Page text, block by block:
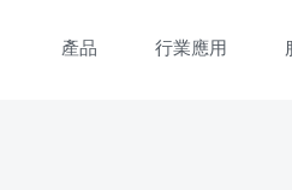
產品 行業應用